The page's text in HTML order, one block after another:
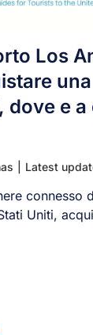
Los
dove e a
Latest
connesso
Uniti,